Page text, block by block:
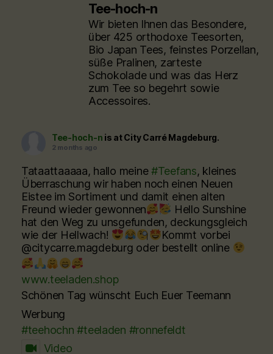
Tee-hoch-n
Wir bieten Ihnen das Besondere,
über 425 orthodoxe Teesorten,
Bio Japan Tees, feinstes Porzellan,
süße Pralinen, zarteste
Schokolade und was das Herz
zum Tee so begehrt sowie
Accessoires.
Tee-hoch-n is at City Carré Magdeburg.
2 months ago
Tataattaaaaa, hallo meine#Teefans, kleines
Überraschung wir haben noch einen Neuen
Eistee im Sortiment und damit einen alten
Freund wieder gewonnen
Hello Sunshine
hat den Weg zu unsgefunden, deckungsgleich
wie der Hellwach!
Kommt vorbei
@citycarre.magdeburg oder bestellt online
www.teeladen.shop
Schönen Tag wünscht Euch Euer Teemann
Werbung
#teehochn #teeladen #ronnefeldt
Video